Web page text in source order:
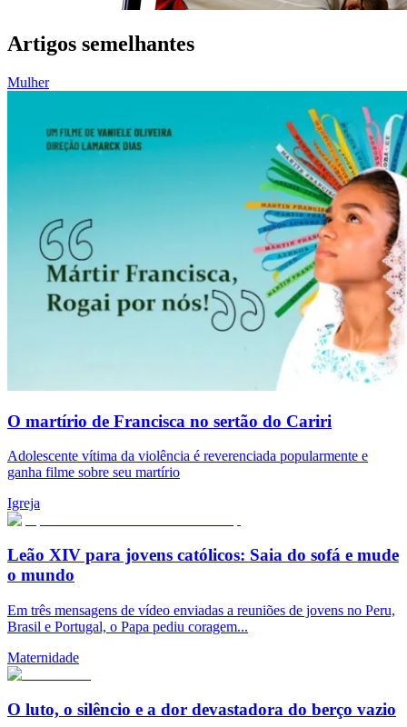
Artigos semelhantes
Mulher
O martírio de Francisca no sertão do Cariri
Adolescente vítima da violência é reverenciada popularmente e
ganha filme sobre seu martírio
Igreja
Leão XIV para jovens católicos: Saia do sofá e mude
o mundo
Em três mensagens de vídeo enviadas a reuniões de jovens no Peru,
Brasil e Portugal, o Papa pediu coragem...
Maternidade
O luto, o silêncio e a dor devastadora do berço vazio